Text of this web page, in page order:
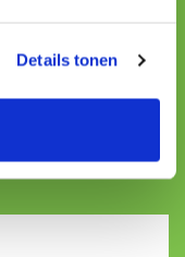
Details tonen